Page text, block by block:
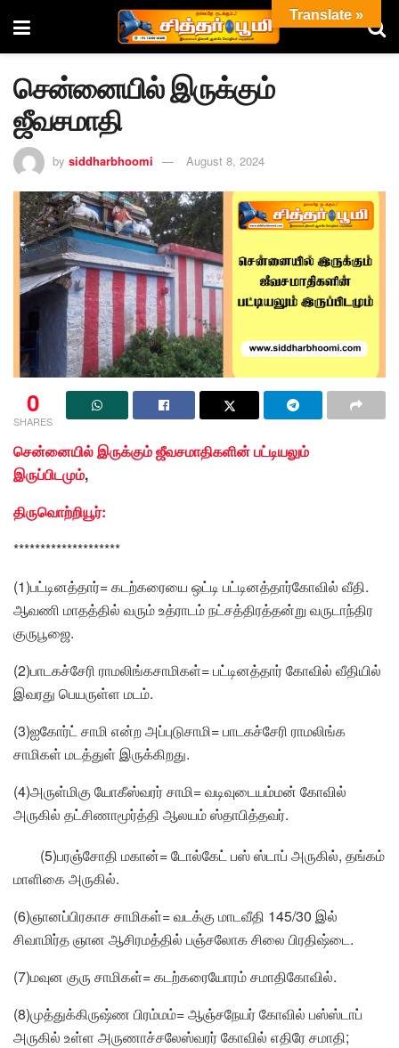
சென்னையில் இருக்கும்
ஜீவசமாதி
by siddharbhoomi August 8, 2024
0
SHARES
சென்னையில் இருக்கும் ஜீவசமாதிகளின் பட்டியலும்
இருப்பிடமும்,
திருவொற்றியூர்:
********************
(1)பட்டினத்தார்= கடற்கரையை ஒட்டி பட்டினத்தார்கோவில் வீதி.
ஆவணி மாதத்தில் வரும் உத்ராடம் நட்சத்திரத்தன்று வருடாந்திர
குருபூஜை.
(2)பாடகச்சேரி ராமலிங்கசாமிகள்= பட்டினத்தார் கோவில் வீதியில்
இவரது பெயருள்ள மடம்.
(3)ஐகோர்ட் சாமி என்ற அப்புடுசாமி= பாடகச்சேரி ராமலிங்க
சாமிகள் மடத்துள் இருக்கிறது.
(4)அருள்மிகு யோகீஸ்வரர் சாமி= வடிவுடையம்மன் கோவில்
அருகில் தட்சிணாமூர்த்தி ஆலயம் ஸ்தாபித்தவர்.
(5)பரஞ்சோதி மகான்= டோல்கேட் பஸ் ஸ்டாப் அருகில், தங்கம்
மாளிகை அருகில்.
(6)ஞானப்பிரகாச சாமிகள்= வடக்கு மாடவீதி 145/30 இல்
சிவாமிர்த ஞான ஆசிரமத்தில் பஞ்சலோக சிலை பிரதிஷ்டை.
(7)மவுன குரு சாமிகள்= கடற்கரையோரம் சமாதிகோவில்.
(8)முத்துக்கிருஷ்ண பிரம்மம்= ஆஞ்சநேயர் கோவில் பஸ்ஸ்டாப்
அருகில் உள்ள அருணாச்சலேஸ்வரர் கோவில் எதிரே சமாதி;
Translate »